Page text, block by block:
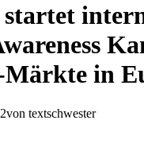
in
von textschwester